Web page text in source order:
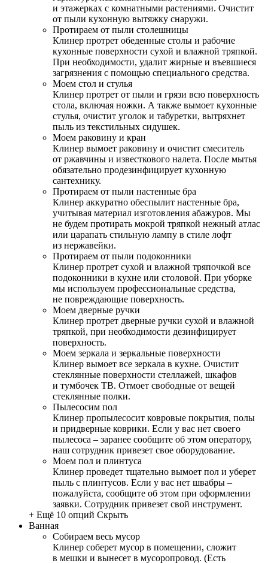
и этажерках с комнатными растениями. Очистит
от пыли кухонную вытяжку снаружи.
Протираем от пыли столешницы
Клинер протрет обеденные столы и рабочие
кухонные поверхности сухой и влажной тряпкой.
При необходимости, удалит жирные и въевшиеся
загрязнения с помощью специального средства.
Моем стол и стулья
Клинер протрет от пыли и грязи всю поверхность
стола, включая ножки. А также вымоет кухонные
стулья, очистит уголок и табуретки, вытряхнет
пыль из текстильных сидушек.
Моем раковину и кран
Клинер вымоет раковину и очистит смеситель
от ржавчины и известкового налета. После мытья
обязательно продезинфицирует кухонную
сантехнику.
Протираем от пыли настенные бра
Клинер аккуратно обеспылит настенные бра,
учитывая материал изготовления абажуров. Мы
не будем протирать мокрой тряпкой нежный атлас
или царапать стильную лампу в стиле лофт
из нержавейки.
Протираем от пыли подоконники
Клинер протрет сухой и влажной тряпочкой все
подоконники в кухне или столовой. При уборке
мы используем профессиональные средства,
не повреждающие поверхность.
Моем дверные ручки
Клинер протрет дверные ручки сухой и влажной
тряпкой, при необходимости дезинфицирует
поверхность.
Моем зеркала и зеркальные поверхности
Клинер вымоет все зеркала в кухне. Очистит
стеклянные поверхности стеллажей, шкафов
и тумбочек ТВ. Отмоет свободные от вещей
стеклянные полки.
Пылесосим пол
Клинер пропылесосит ковровые покрытия, полы
и придверные коврики. Если у вас нет своего
пылесоса – заранее сообщите об этом оператору,
наш сотрудник привезет свое оборудование.
Моем пол и плинтуса
Клинер проведет тщательно вымоет пол и уберет
пыль с плинтусов. Если у вас нет швабры –
пожалуйста, сообщите об этом при оформлении
заявки. Сотрудник привезет свой инструмент.
+ Ещё 10 опций Скрыть
Ванная
Собираем весь мусор
Клинер соберет мусор в помещении, сложит
в мешки и вынесет в мусоропровод. (Есть